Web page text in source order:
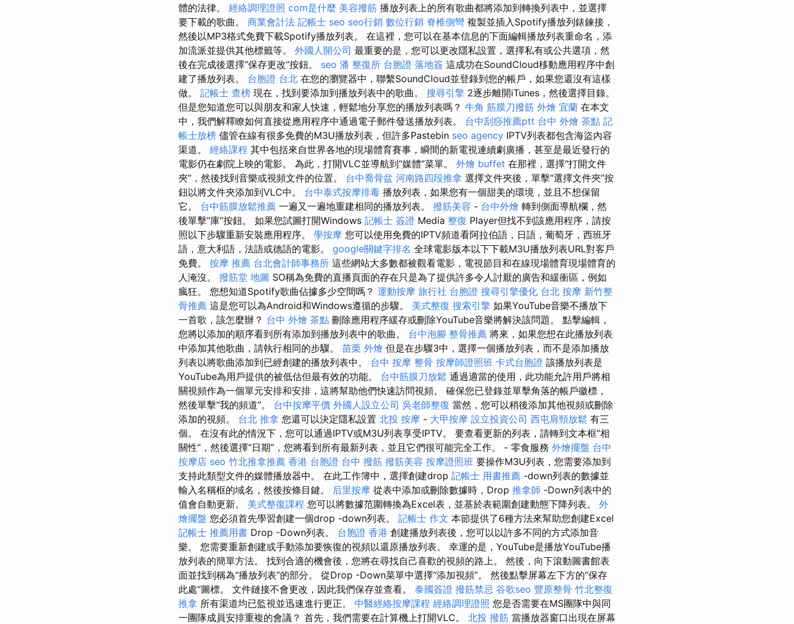
體的法律。 經絡調理證照 com是什麼 美容撥筋 播放列表上的所有歌曲都將添加到轉換列表中，並選擇
要下載的歌曲。 商業會計法 記帳士 seo seo行銷 數位行銷 脊椎側彎 複製並插入Spotify播放列錶鍊接，
然後以MP3格式免費下載Spotify播放列表。 在這裡，您可以在基本信息的下面編輯播放列表重命名，添
加流派並提供其他標籤等。 外國人開公司 最重要的是，您可以更改隱私設置，選擇私有或公共選項，然
後在完成後選擇“保存更改”按鈕。 seo 潘 整復所 台胞證 落地簽 這成功在SoundCloud移動應用程序中創
建了播放列表。 台胞證 台北 在您的瀏覽器中，聯繫SoundCloud並登錄到您的帳戶，如果您還沒有這樣
做。 記帳士 查榜 現在，找到要添加到播放列表中的歌曲。 搜尋引擎 2逐步離開iTunes，然後選擇目錄。
但是您知道您可以與朋友和家人快速，輕鬆地分享您的播放列表嗎？ 牛角 筋膜刀撥筋 外燴 宜蘭 在本文
中，我們解釋瞭如何直接從應用程序中通過電子郵件發送播放列表。 台中刮痧推薦ptt 台中 外燴 茶點 記
帳士放榜 儘管在線有很多免費的M3U播放列表，但許多Pastebin seo agency IPTV列表都包含海盜內容
渠道。 經絡課程 其中包括來自世界各地的現場體育賽事，瞬間的新電視連續劇廣播，甚至是最近發行的
電影仍在劇院上映的電影。 為此，打開VLC並導航到“媒體”菜單。 外燴 buffet 在那裡，選擇“打開文件
夾”，然後找到音樂或視頻文件的位置。 台中喬骨盆 河南路四段推拿 選擇文件夾後，單擊“選擇文件夾”按
鈕以將文件夾添加到VLC中。 台中泰式按摩排毒 播放列表，如果您有一個甜美的環境，並且不想保留
它。 台中筋膜放鬆推薦 一遍又一遍地重建相同的播放列表。 撥筋美容 - 台中外燴 轉到側面導航欄，然
後單擊“庫”按鈕。 如果您試圖打開Windows 記帳士 簽證 Media 整復 Player但找不到該應用程序，請按
照以下步驟重新安裝應用程序。 學按摩 您可以使用免費的IPTV頻道看阿拉伯語，日語，葡萄牙，西班牙
語，意大利語，法語或德語的電影。 google關鍵字排名 全球電影版本以下下載M3U播放列表URL對客戶
免費。 按摩 推薦 台北會計師事務所 這些網站大多數都被觀看電影，電視節目和在線現場體育現場體育的
人淹沒。 撥筋堂 地圖 SO稱為免費的直播頁面的存在只是為了提供許多令人討厭的廣告和緩衝區，例如
瘋狂。 您想知道Spotify歌曲佔據多少空間嗎？ 運動按摩 旅行社 台胞證 搜尋引擎優化 台北 按摩 新竹整
骨推薦 這是您可以為Android和Windows遵循的步驟。 美式整復 搜索引擎 如果YouTube音樂不播放下
一首歌，該怎麼辦？ 台中 外燴 茶點 刪除應用程序緩存或刪除YouTube音樂將解決該問題。 點擊編輯，
您將以添加的順序看到所有添加到播放列表中的歌曲。 台中泡腳 整骨推薦 將來，如果您想在此播放列表
中添加其他歌曲，請執行相同的步驟。 苗栗 外燴 但是在步驟3中，選擇一個播放列表，而不是添加播放
列表以將歌曲添加到已經創建的播放列表中。 台中 按摩 整骨 按摩師證照班 卡式台胞證 該播放列表是
YouTube為用戶提供的被低估但最有效的功能。 台中筋膜刀放鬆 通過適當的使用，此功能允許用戶將相
關視頻作為一個單元安排和安排，這將幫助他們快速訪問視頻。 確保您已登錄並單擊角落的帳戶徽標，
然後單擊“我的頻道”。 台中按摩平價 外國人設立公司 吳老師整復 當然，您可以稍後添加其他視頻或刪除
添加的視頻。 台北 推拿 您還可以決定隱私設置 北投 按摩 - 大甲按摩 設立投資公司 西屯肩頸放鬆 有三
個。 在沒有此的情況下，您可以通過IPTV或M3U列表享受IPTV。 要查看更新的列表，請轉到文本框“相
關性”，然後選擇“日期”，您將看到所有最新列表，並且它們很可能完全工作。 - 零食服務 外燴擺盤 台中
按摩店 seo 竹北推拿推薦 香港 台胞證 台中 撥筋 撥筋美容 按摩證照班 要操作M3U列表，您需要添加到
支持此類型文件的媒體播放器中。 在此工作簿中，選擇創建drop 記帳士 用書推薦 -down列表的數據並
輸入名稱框的域名，然後按條目鍵。 后里按摩 從表中添加或刪除數據時，Drop 推拿師 -Down列表中的
值會自動更新。 美式整復課程 您可以將數據范圍轉換為Excel表，並基於表範圍創建動態下降列表。 外
燴擺盤 您必須首先學習創建一個drop -down列表。 記帳士 作文 本節提供了6種方法來幫助您創建Excel
記帳士 推薦用書 Drop -Down列表。 台胞證 香港 創建播放列表後，您可以以許多不同的方式添加音
樂。 您需要重新創建或手動添加要恢復的視頻以還原播放列表。 幸運的是，YouTube是播放YouTube播
放列表的簡單方法。 找到合適的機會後，您將在尋找自己喜歡的視頻的路上。 然後，向下滾動圖書館表
面並找到稱為“播放列表”的部分。 從Drop -Down菜單中選擇“添加視頻”。 然後點擊屏幕左下方的“保存
此處”圖標。 文件鏈接不會更改，因此我們保存並查看。 泰國簽證 撥筋禁忌 谷歌seo 豐原整骨 竹北整復
推拿 所有渠道均已監視並迅速進行更正。 中醫經絡按摩課程 經絡調理證照 您是否需要在MS團隊中與同
一團隊成員安排重複的會議？ 首先，我們需要在計算機上打開VLC。 北投 撥筋 當播放器窗口出現在屏幕